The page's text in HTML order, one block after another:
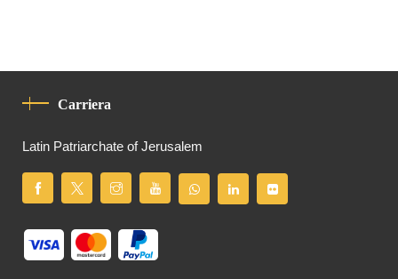
Carriera
Latin Patriarchate of Jerusalem